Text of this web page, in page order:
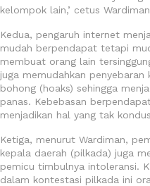
kelompok lain,’ cetus
Kedua, pengaruh internet
mudah berpendapat tetapi
membuat orang lain
juga memudahkan penyebaran
bohong (hoaks) sehingga
panas. Kebebasan
menjadikan hal yang tak
Ketiga, menurut Wardiman,
kepala daerah (pilkada) juga
pemicu timbulnya intoleransi.
dalam kontestasi pilkada ini